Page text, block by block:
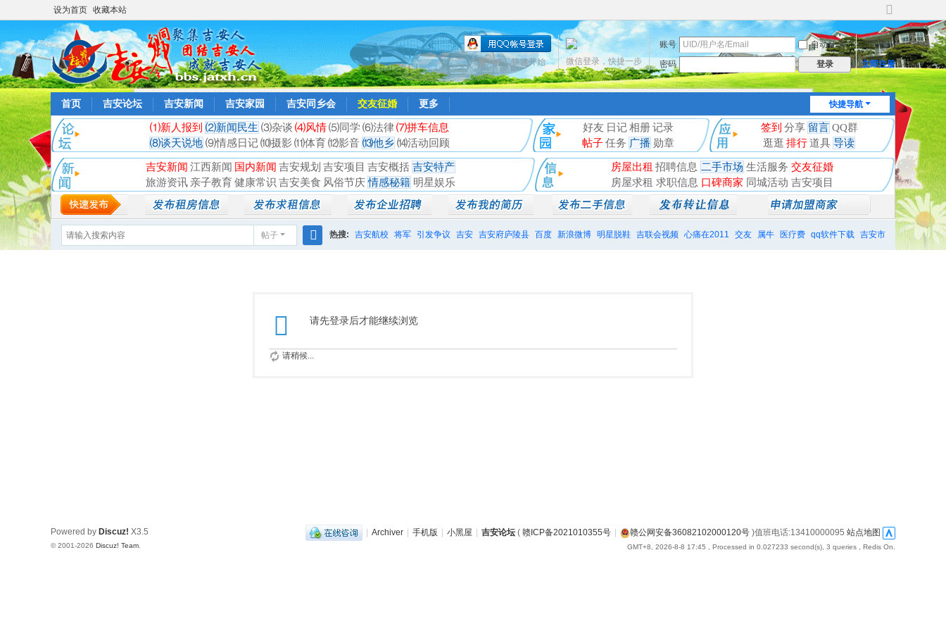
设为首页 收藏本站
切
换
到
宽
版
账号 自动登录
找回密码
密码
登录 立即注册
微信登录，快捷一步
只需一步，快速开始
快捷导航
首页 吉安论坛 吉安新闻 吉安家园 吉安同乡会 交友征婚 更多
⑴新人报到 ⑵新闻民生 ⑶杂谈 ⑷风情 ⑸同学 ⑹法律 ⑺拼车信息
⑻谈天说地 ⑼情感日记 ⑽摄影 ⑾体育 ⑿影音 ⒀他乡 ⒁活动回顾
好友 日记相册记录
帖子任务 广播 勋章
签到 分享 留言 QQ群
逛逛 排行道具 导读
吉安新闻 江西新闻 国内新闻 吉安规划 吉安项目 吉安概括 吉安特产
旅游资讯 亲子教育 健康常识 吉安美食 风俗节庆 情感秘籍 明星娱乐
房屋出租 招聘信息 二手市场 生活服务 交友征婚
房屋求租 求职信息 口碑商家 同城活动 吉安项目
帖子 热搜: 吉安航校 将军 引发争议 吉安 吉安府庐陵县 百度 新浪微博 明星脱鞋 吉联会视频 心痛在2011 交友 属牛 医疗费 qq软件下载 吉安市
请先登录后才能继续浏览
请稍候...
| Archiver | 手机版 | 小黑屋 | 吉安论坛 ( 赣ICP备2021010355号 | 赣公网安备36082102000120号 )值班电话:13410000095 站点地图
GMT+8, 2026-8-8 17:45 , Processed in 0.027233 second(s), 3 queries , Redis On.
Powered by Discuz! X3.5
© 2001-2026 Discuz! Team